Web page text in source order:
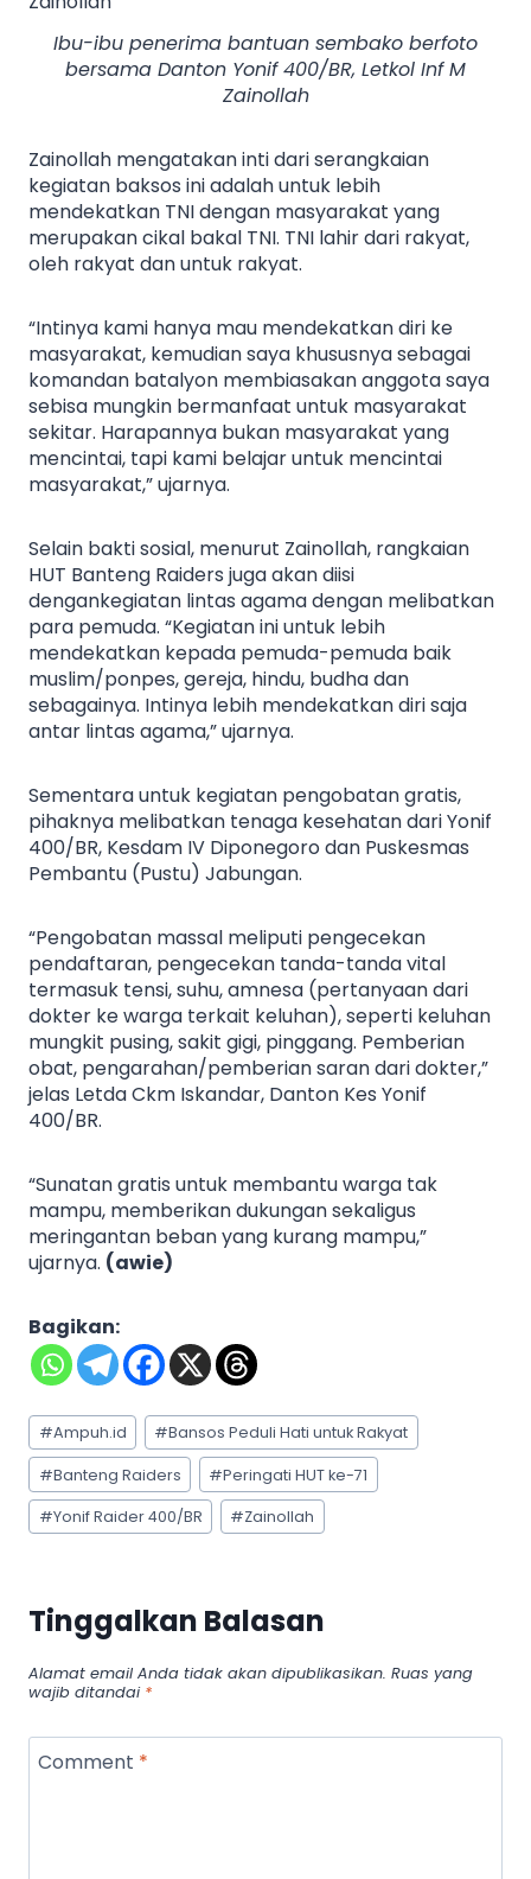
Ibu-ibu penerima bantuan sembako berfoto
bersama Danton Yonif 400/BR, Letkol Inf M
Zainollah
Zainollah mengatakan inti dari serangkaian
kegiatan baksos ini adalah untuk lebih
mendekatkan TNI dengan masyarakat yang
merupakan cikal bakal TNI. TNI lahir dari rakyat,
oleh rakyat dan untuk rakyat.
“Intinya kami hanya mau mendekatkan diri ke
masyarakat, kemudian saya khususnya sebagai
komandan batalyon membiasakan anggota saya
sebisa mungkin bermanfaat untuk masyarakat
sekitar. Harapannya bukan masyarakat yang
mencintai, tapi kami belajar untuk mencintai
masyarakat,” ujarnya.
Selain bakti sosial, menurut Zainollah, rangkaian
HUT Banteng Raiders juga akan diisi
dengankegiatan lintas agama dengan melibatkan
para pemuda. “Kegiatan ini untuk lebih
mendekatkan kepada pemuda-pemuda baik
muslim/ponpes, gereja, hindu, budha dan
sebagainya. Intinya lebih mendekatkan diri saja
antar lintas agama,” ujarnya.
Sementara untuk kegiatan pengobatan gratis,
pihaknya melibatkan tenaga kesehatan dari Yonif
400/BR, Kesdam IV Diponegoro dan Puskesmas
Pembantu (Pustu) Jabungan.
“Pengobatan massal meliputi pengecekan
pendaftaran, pengecekan tanda-tanda vital
termasuk tensi, suhu, amnesa (pertanyaan dari
dokter ke warga terkait keluhan), seperti keluhan
mungkit pusing, sakit gigi, pinggang. Pemberian
obat, pengarahan/pemberian saran dari dokter,”
jelas Letda Ckm Iskandar, Danton Kes Yonif
400/BR.
“Sunatan gratis untuk membantu warga tak
mampu, memberikan dukungan sekaligus
meringantan beban yang kurang mampu,”
ujarnya. (awie)
Bagikan:
Post
Tags:
#Ampuh.id #Bansos Peduli Hati untuk Rakyat
#Banteng Raiders #Peringati HUT ke-71
#Yonif Raider 400/BR #Zainollah
Tinggalkan Balasan
Alamat email Anda tidak akan dipublikasikan. Ruas yang
wajib ditandai *
Comment *